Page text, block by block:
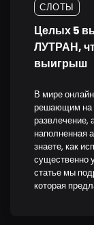
СЛОТЫ
Целых 5
ЛУТРАН,
выигрыш
В мире
решающим на
развлечение,
наполненная
знаете, как
существенно
статье мы
которая